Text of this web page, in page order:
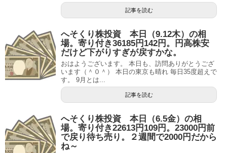
記事を読む
へそくり株投資 本日（9.12木）の相
場。寄り付き36185円142円。円高株安
だけど下がりすぎが戻すかな。
おはようございます。 本日も、訪問ありがとうござ
います（＾０＾） 本日の東京も晴れ 毎日35度超えで
す。 9月とは...
記事を読む
へそくり株投資 本日（6.5金）の相
場。寄り付き22613円109円。23000円前
で戻り待ち売り。２週間で2000円だから
ね～